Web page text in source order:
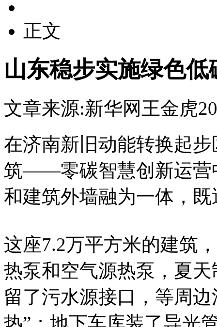
正文
山东稳步实施绿色
文章来源:新华网 王金虎
在济南新旧动能转换起
筑——零碳智慧创新运营
和建筑外墙融为一体，
这座7.2万平方米的建筑
热泵和空气源热泵，夏
留了污水源接口，等周
热”；地下车库装了导光